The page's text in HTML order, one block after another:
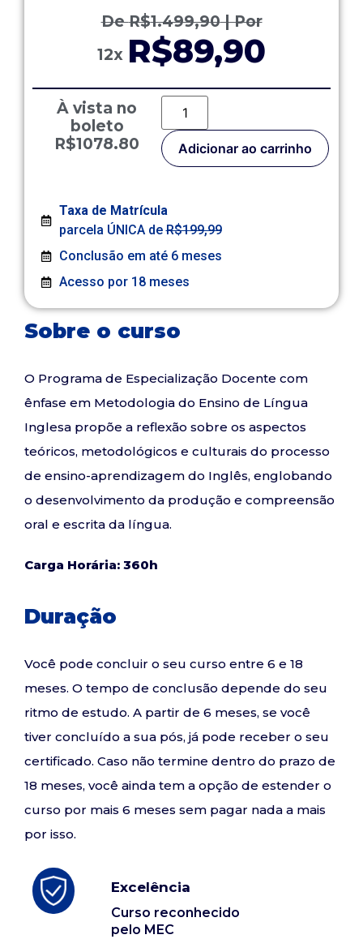
DeR$1.499,90| Por
12x R$89,90
À vista no
boleto
R$1078.80
Adicionar ao carrinho
Taxa de Matrícula
parcela ÚNICA deR$199,99
Conclusão em até 6 meses
Acesso por 18 meses
Sobre o curso
O Programa de Especialização Docente com
ênfase em Metodologia do Ensino de Língua
Inglesa propõe a reflexão sobre os aspectos
teóricos, metodológicos e culturais do processo
de ensino-aprendizagem do Inglês, englobando
o desenvolvimento da produção e compreensão
oral e escrita da língua.
Carga Horária: 360h
Duração
Você pode concluir o seu curso entre 6 e 18
meses. O tempo de conclusão depende do seu
ritmo de estudo. A partir de 6 meses, se você
tiver concluído a sua pós, já pode receber o seu
certificado. Caso não termine dentro do prazo de
18 meses, você ainda tem a opção de estender o
curso por mais 6 meses sem pagar nada a mais
por isso.
Excelência
Curso reconhecido
pelo MEC